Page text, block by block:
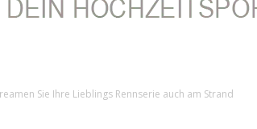
Sie Ihre Lieblings Rennserie auch am Strand